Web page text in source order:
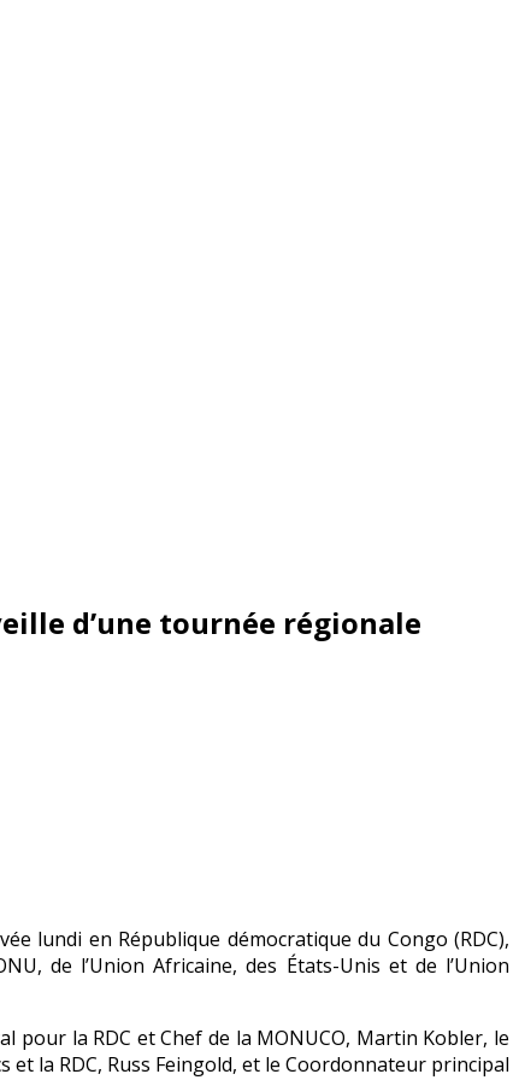
d’une tournée régionale
lundi en République démocratique du Congo (RDC),
de l’Union Africaine, des États-Unis et de l’Union
pour la RDC et Chef de la MONUCO, Martin Kobler, le
et la RDC, Russ Feingold, et le Coordonnateur principal